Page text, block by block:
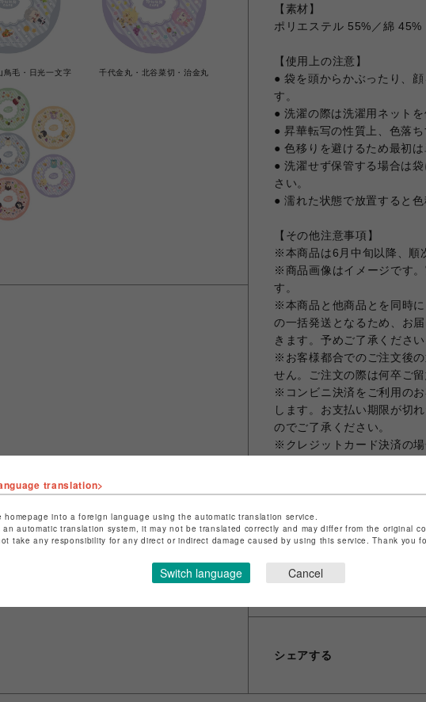
鳥毛・日光一文字 千代金丸・北谷菜切・治金丸
【素材】
ポリエステル 55%／綿 45%
【使用上の注意】
● 袋を頭からかぶったり、
す。
● 洗濯の際は洗濯用ネットを
● 昇華転写の性質上、色落ち
● 色移りを避けるため最初
● 洗濯せず保管する場合は
さい。
● 濡れた状態で放置すると
【その他注意事項】
※本商品は6月中旬以降、順
※商品画像はイメージです
す。
※本商品と他商品とを同時
の一括発送となるため、お
きます。予めご了承ください
※お客様都合でのご注文後
せん。ご注文の際は何卒ご留
※コンビニ決済をご利用の
します。お支払い期限が切
のでご了承ください。
※クレジットカード決済の
まう場合がございますため
※お届け日の日時指定は承
※ギフトラッピング、領収書
※海外発送は対応しており
(C)2015 EXNOA LLC/
シェアする
translation>
homepage into a foreign language using the automatic translation service.
an automatic translation system, it may not be translated correctly and may differ from the original
take any responsibility for any direct or indirect damage caused by using this service. Thank you
Switch language Cancel